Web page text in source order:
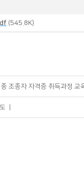
(545.8K)
조종자 자격증 취득과정
ㅣ